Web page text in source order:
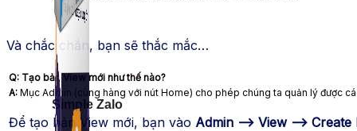
Simple Zalo
Và chắc chắn, bạn sẽ thắc mắc…
Q: Tạo bản View mới như thế nào?
A: Mục Admin (cùng hàng với nút Home) cho phép chúng ta quản lý được
Để tạo bản View mới, bạn vào Admin –> View –> Create